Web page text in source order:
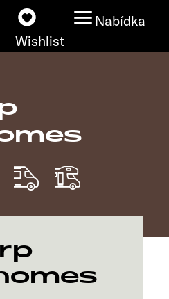
Wishlist
Nabídka
prodejců